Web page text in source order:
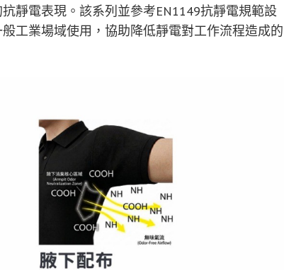
靜電表現。該系列並參考EN1149抗靜電規範設
工業場域使用，協助降低靜電對工作流程造成的